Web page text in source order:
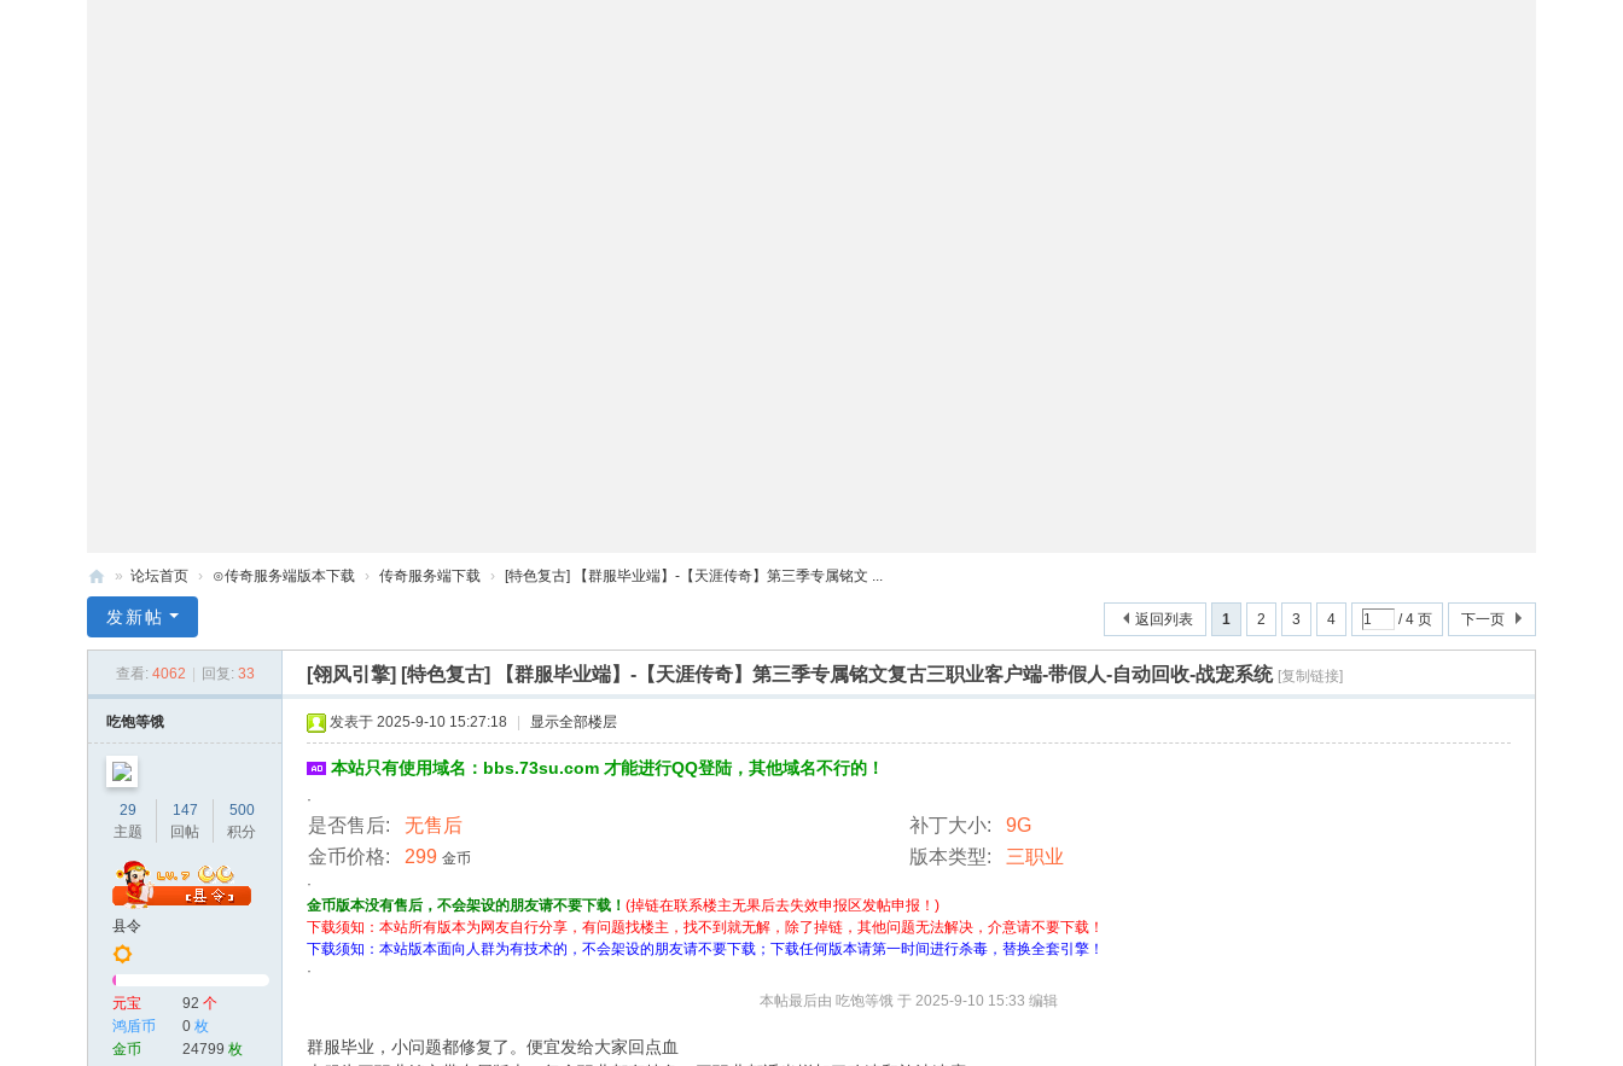
奇
» 论坛首页 › ⊙传奇服务端版本下载 › 传奇服务端下载 › [特色复古] 【群服毕业端】-【天涯传奇】第三季专属铭文 ...
1 2 3 4 / 4 页 下一页
返回列表
发新帖
查看: 4062 回复: 33 [翎风引擎] [特色复古] 【群服毕业端】-【天涯传奇】第三季专属铭文复古三职业客户端-带假人-自动回收-战宠系统 [复制链接]
吃饱等饿
29
主题
147
回帖
500
积分
县令
元宝 92 个
鸿盾币
0 枚
金币
24799 枚
发表于 2025-9-10 15:27:18 显示全部楼层
本站只有使用域名：bbs.73su.com 才能进行QQ登陆，其他域名不行的！
·
是否售后: 无售后 补丁大小:
9G
金币价格:
299 金币 版本类型: 三职业
·
金币版本没有售后，不会架设的朋友请不要下载！ (掉链在联系楼主无果后去失效申报区发帖申报！)
下载须知：本站所有版本为网友自行分享，有问题找楼主，找不到就无解，除了掉链，其他问题无法解决，介意请不要下载！
下载须知：本站版本面向人群为有技术的，不会架设的朋友请不要下载；下载任何版本请第一时间进行杀毒，替换全套引擎！
·
本帖最后由 吃饱等饿 于 2025-9-10 15:33 编辑
群服毕业，小问题都修复了。便宜发给大家回点血